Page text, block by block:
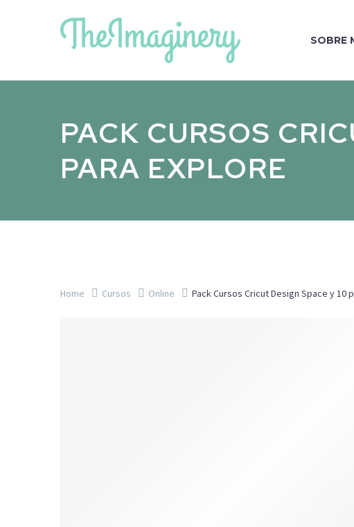
SOBRE
PACK CURSOS
PARA EXPLORE
Home Cursos Online Pack Cursos Cricut Design Space y 10